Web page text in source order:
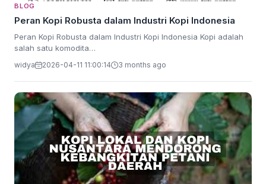
BLOG
Peran Kopi Robusta dalam Industri Kopi Indonesia
Peran Kopi Robusta dalam Industri Kopi Indonesia Kopi adalah
salah satu komodita…
widya 2026-04-11 11:00:14 3 months ago